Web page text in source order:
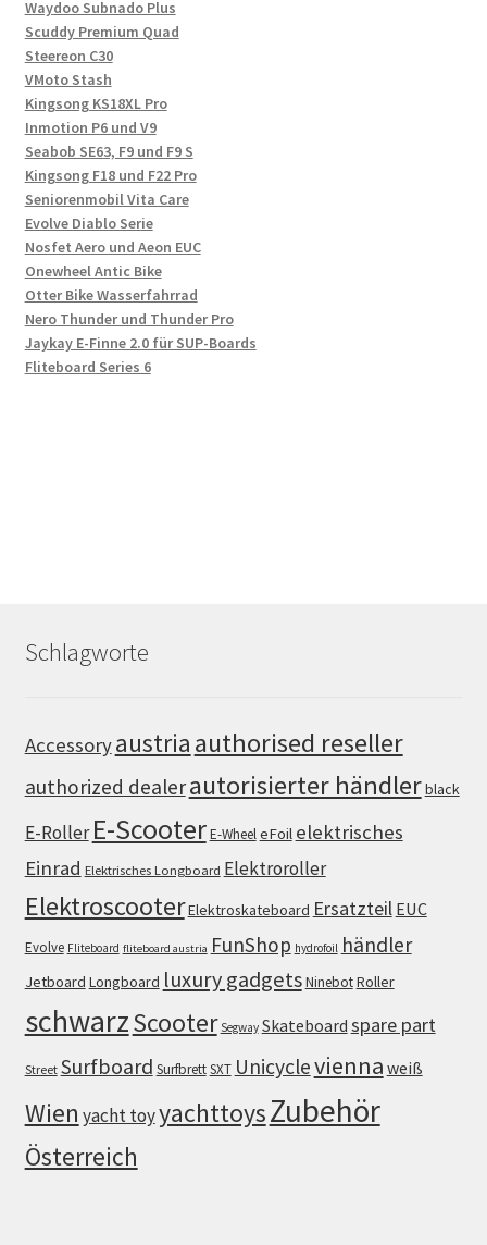
Waydoo Subnado Plus
Scuddy Premium Quad
Steereon C30
VMoto Stash
Kingsong KS18XL Pro
Inmotion P6 und V9
Seabob SE63, F9 und F9 S
Kingsong F18 und F22 Pro
Seniorenmobil Vita Care
Evolve Diablo Serie
Nosfet Aero und Aeon EUC
Onewheel Antic Bike
Otter Bike Wasserfahrrad
Nero Thunder und Thunder Pro
Jaykay E-Finne 2.0 für SUP-Boards
Fliteboard Series 6
Schlagworte
Accessoryaustria authorised reseller
authorized dealerautorisierter händlerblack
E-Roller E-ScooterE-WheeleFoil elektrisches
Einrad Elektrisches Longboard Elektroroller
ElektroscooterElektroskateboard Ersatzteil EUC
Evolve Fliteboard fliteboard austria FunShop hydrofoil händler
Jetboard Longboard luxury gadgetsNinebotRoller
schwarzScooter Segway Skateboard spare part
Street Surfboard SurfbrettSXT Unicyclevienna weiß
Wien yacht toyyachttoysZubehör
Österreich